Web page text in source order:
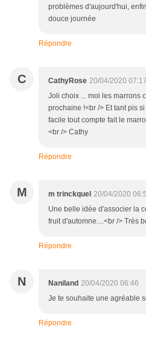
problèmes d'aujourd'hui,
douce journée
Répondre
C CathyRose 20/04/2020 07:17
Joli choix ... moi les marrons
prochaine !<br /> Et tant pis
facile tout compte fait le
<br /> Cathy
Répondre
M m trinckquel 20/04/2020
Une belle idée d'associer la
fruit d'automne....<br /> Très
Répondre
N Naniland 20/04/2020 06:46
Je te souhaite une agréable
Répondre